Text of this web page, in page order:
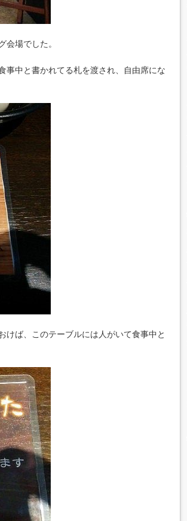
会場でした。
事中と書かれてる札を渡され、自由席にな
けば、このテーブルには人がいて食事中と